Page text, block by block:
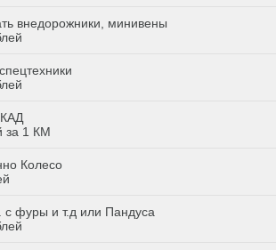
внедорожники, минивены
за 1 КМ
Колесо
с фуры и т.д или Пандуса